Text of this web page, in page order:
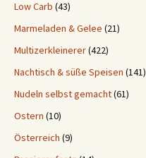
Low Carb (43)
Marmeladen & Gelee (21)
Multizerkleinerer(422)
Nachtisch & süße Speisen (141)
Nudeln selbst gemacht(61)
Ostern (10)
Österreich (9)